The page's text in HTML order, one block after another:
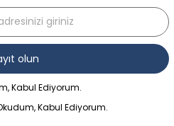
olun
Kabul Ediyorum.
Kabul Ediyorum.